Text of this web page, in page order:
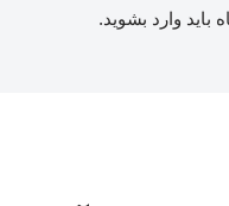
باید وارد بشوید.